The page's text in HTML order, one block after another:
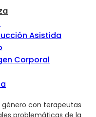
Asistida
Corporal
con terapeutas
problemáticas de la